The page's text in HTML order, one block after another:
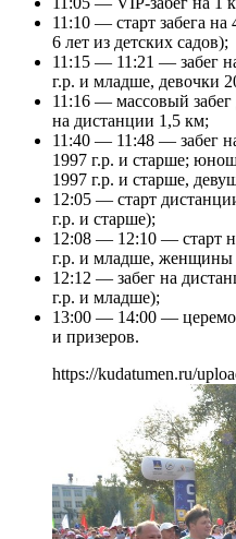
11:10 — старт забега
6 лет из детских садов);
11:15 — 11:21 — забег
г.р. и младше, девочки
11:16 — массовый
на дистанции 1,5 км;
11:40 — 11:48 — забег
1997 г.р. и старше;
1997 г.р. и старше,
12:05 — старт
г.р. и старше);
12:08 — 12:10 — старт
г.р. и младше, женщины
12:12 — забег на
г.р. и младше);
13:00 — 14:00 —
и призеров.
https://kudatumen.ru/